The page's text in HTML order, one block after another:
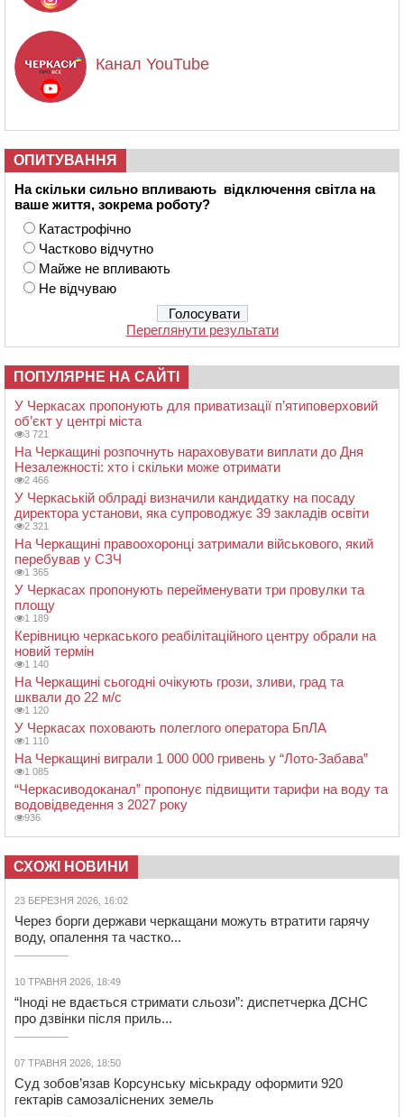
Канал YouTube
ОПИТУВАННЯ
На скільки сильно впливають відключення світла на
ваше життя, зокрема роботу?
Катастрофічно
Частково відчутно
Майже не впливають
Не відчуваю
Переглянути результати
ПОПУЛЯРНЕ НА САЙТІ
У Черкасах пропонують для приватизації п’ятиповерховий
об’єкт у центрі міста
3 721
На Черкащині розпочнуть нараховувати виплати до Дня
Незалежності: хто і скільки може отримати
2 466
У Черкаській облраді визначили кандидатку на посаду
директора установи, яка супроводжує 39 закладів освіти
2 321
На Черкащині правоохоронці затримали військового, який
перебував у СЗЧ
1 365
У Черкасах пропонують перейменувати три провулки та
площу
1 189
Керівницю черкаського реабілітаційного центру обрали на
новий термін
1 140
На Черкащині сьогодні очікують грози, зливи, град та
шквали до 22 м/с
1 120
У Черкасах поховають полеглого оператора БпЛА
1 110
На Черкащині виграли 1 000 000 гривень у “Лото-Забава”
1 085
“Черкасиводоканал” пропонує підвищити тарифи на воду та
водовідведення з 2027 року
936
СХОЖІ НОВИНИ
23 БЕРЕЗНЯ 2026, 16:02
Через борги держави черкащани можуть втратити гарячу
воду, опалення та частко...
10 ТРАВНЯ 2026, 18:49
“Іноді не вдається стримати сльози”: диспетчерка ДСНС
про дзвінки після приль...
07 ТРАВНЯ 2026, 18:50
Суд зобов’язав Корсунську міськраду оформити 920
гектарів самозаліснених земель